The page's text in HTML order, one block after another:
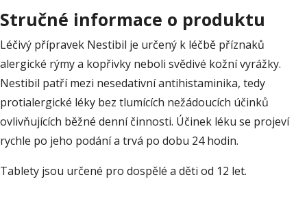
Stručné informace o produktu
Léčivý přípravek Nestibil je určený k léčbě příznaků
alergické rýmy a kopřivky neboli svědivé kožní vyrážky.
Nestibil patří mezi nesedativní antihistaminika, tedy
protialergické léky bez tlumících nežádoucích účinků
ovlivňujících běžné denní činnosti. Účinek léku se projeví
rychle po jeho podání a trvá po dobu 24 hodin.
Tablety jsou určené pro dospělé a děti od 12 let.